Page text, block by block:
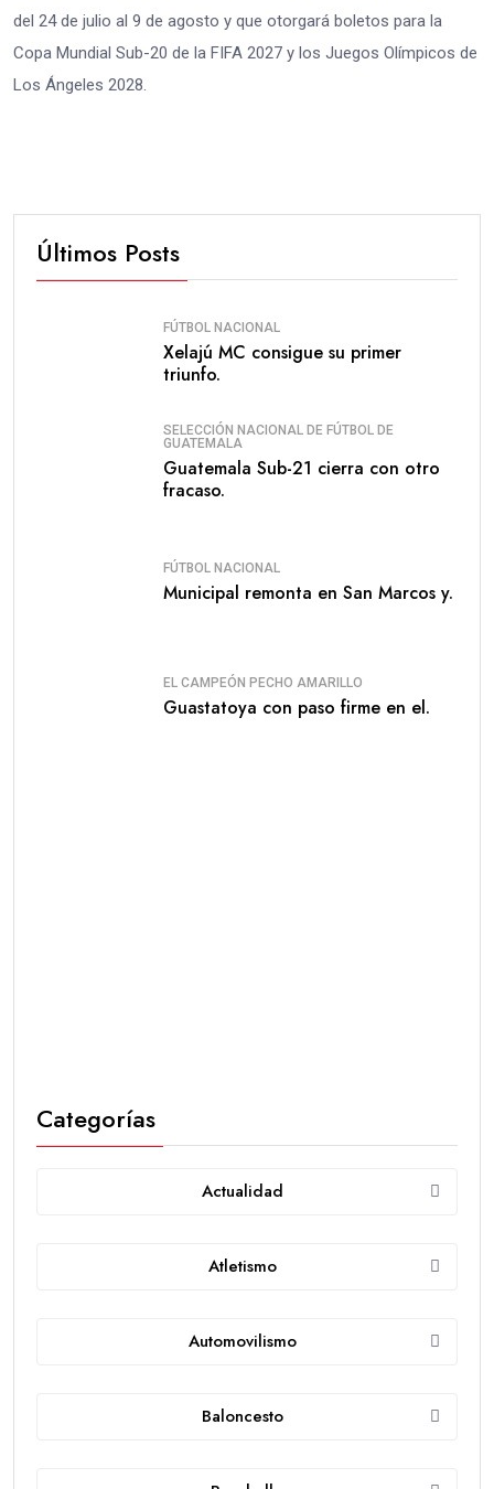
del 24 de julio al 9 de agosto y que otorgará boletos para la
Copa Mundial Sub-20 de la FIFA 2027 y los Juegos Olímpicos de
Los Ángeles 2028.
Últimos Posts
FÚTBOL NACIONAL
Xelajú MC consigue su primer
triunfo.
SELECCIÓN NACIONAL DE FÚTBOL DE
GUATEMALA
Guatemala Sub-21 cierra con otro
fracaso.
FÚTBOL NACIONAL
Municipal remonta en San Marcos y.
EL CAMPEÓN PECHO AMARILLO
Guastatoya con paso firme en el.
Categorías
Actualidad
Atletismo
Automovilismo
Baloncesto